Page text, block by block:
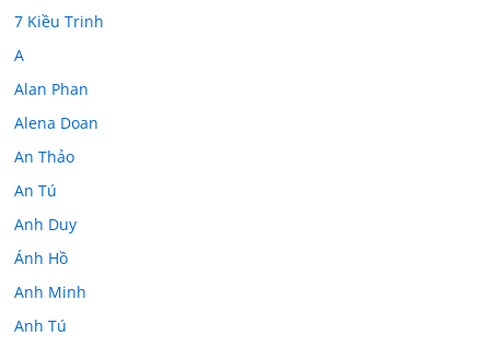
7 Kiều Trinh
A
Alan Phan
Alena Doan
An Thảo
An Tú
Anh Duy
Ánh Hồ
Anh Minh
Anh Tú